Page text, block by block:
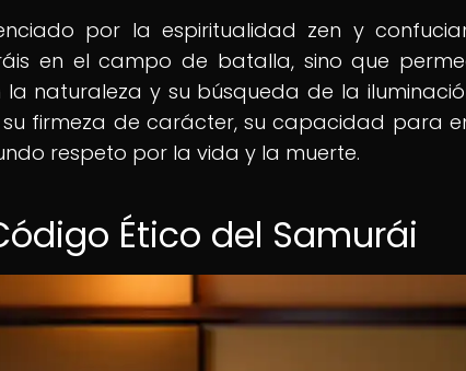
por la espiritualidad zen y
en el campo de batalla, sino que
la naturaleza y su búsqueda de la
firmeza de carácter, su capacidad para
respeto por la vida y la muerte.
Ético del Samurái